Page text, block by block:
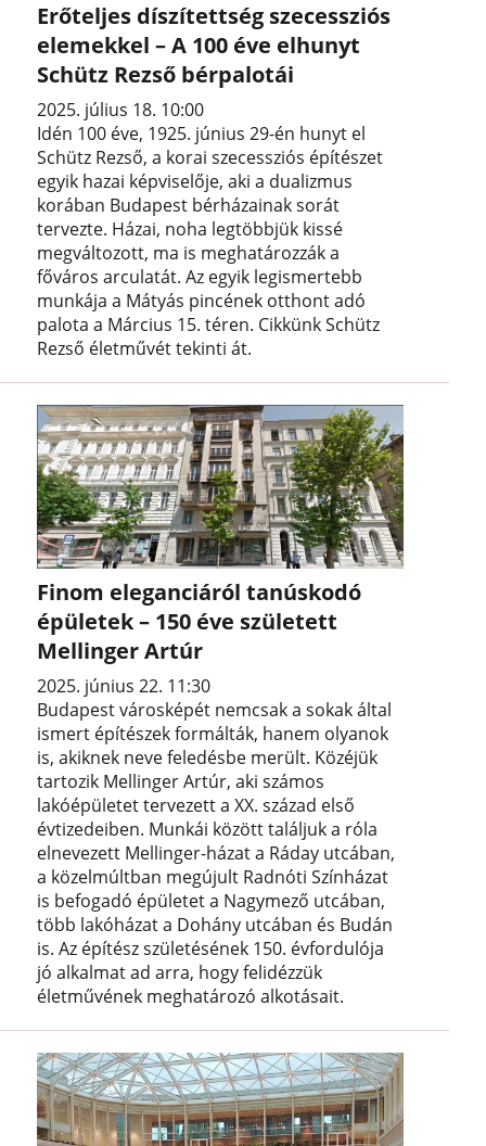
Erőteljes díszítettség szecessziós
elemekkel – A 100 éve elhunyt
Schütz Rezső bérpalotái
2025. július 18. 10:00
Idén 100 éve, 1925. június 29-én hunyt el
Schütz Rezső, a korai szecessziós építészet
egyik hazai képviselője, aki a dualizmus
korában Budapest bérházainak sorát
tervezte. Házai, noha legtöbbjük kissé
megváltozott, ma is meghatározzák a
főváros arculatát. Az egyik legismertebb
munkája a Mátyás pincének otthont adó
palota a Március 15. téren. Cikkünk Schütz
Rezső életművét tekinti át.
Finom eleganciáról tanúskodó
épületek – 150 éve született
Mellinger Artúr
2025. június 22. 11:30
Budapest városképét nemcsak a sokak által
ismert építészek formálták, hanem olyanok
is, akiknek neve feledésbe merült. Közéjük
tartozik Mellinger Artúr, aki számos
lakóépületet tervezett a XX. század első
évtizedeiben. Munkái között találjuk a róla
elnevezett Mellinger-házat a Ráday utcában,
a közelmúltban megújult Radnóti Színházat
is befogadó épületet a Nagymező utcában,
több lakóházat a Dohány utcában és Budán
is. Az építész születésének 150. évfordulója
jó alkalmat ad arra, hogy felidézzük
életművének meghatározó alkotásait.